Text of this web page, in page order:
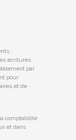
:
écritures
par
pour
et de
comptabilité
et dans